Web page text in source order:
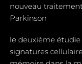
nouveau
Parkinson
le deuxième
signatures